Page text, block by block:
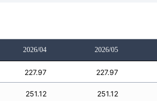
2026/04 2026/05
227.97 227.97
251.12 251.12